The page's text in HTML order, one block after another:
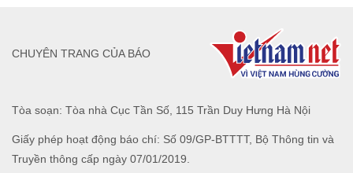
Tòa soạn: Tòa nhà Cục Tần Số, 115 Trần Duy Hưng Hà Nội
Giấy phép hoạt động báo chí: Số 09/GP-BTTTT, Bộ Thông tin và
Truyền thông cấp ngày 07/01/2019.
CHUYÊN TRANG CỦA BÁO